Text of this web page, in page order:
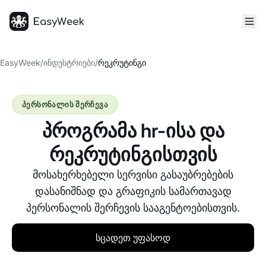
EasyWeek/ინდუსტრიები/რეკრუტინგი
პროგრამა hr-ისა და
რეკრუტინგისთვის
მოსახერხებელი სერვისი გასაუბრებების
დასანიშნად და გრაფიკის სამართავად
პერსონალის შერჩევის სააგენტოებისთვის.
პერსონალის შერჩევა
სცადეთ უფასოდ